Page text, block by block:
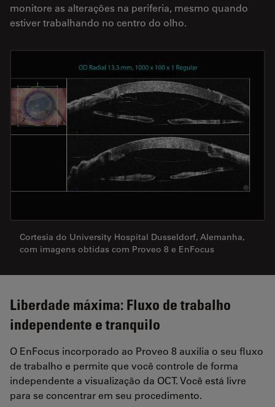
monitore as alterações na periferia, mesmo quando
estiver trabalhando no centro do olho.
Cortesia do University Hospital Dusseldorf, Alemanha,
com imagens obtidas com Proveo 8 e EnFocus
Liberdade máxima: Fluxo de trabalho
independente e tranquilo
O EnFocus incorporado ao Proveo 8 auxilia o seu fluxo
de trabalho e permite que você controle de forma
independente a visualização da OCT. Você está livre
para se concentrar em seu procedimento.